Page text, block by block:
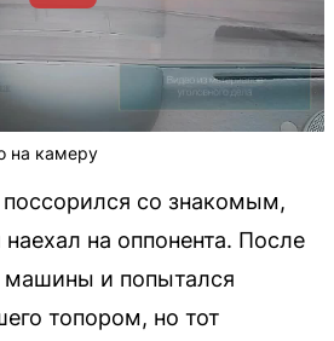
на камеру
со знакомым,
на оппонента. После
машины и попытался
топором, но тот